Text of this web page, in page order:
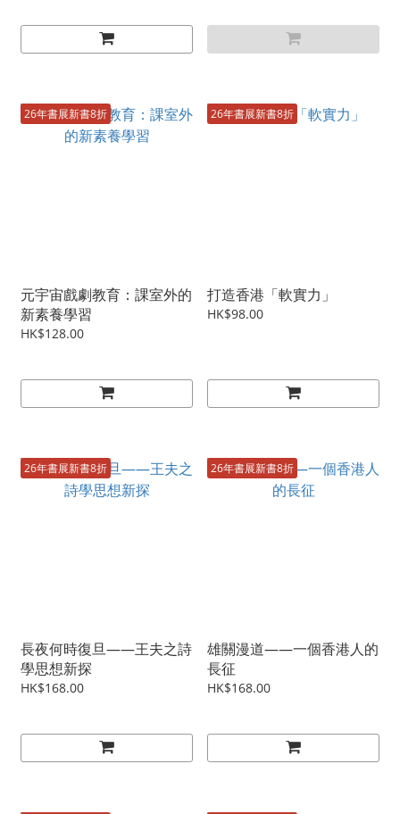
26年書展新書8折
元宇宙戲劇教育：課室外的
新素養學習
HK$128.00
26年書展新書8折
打造香港「軟實力」
HK$98.00
26年書展新書8折
長夜何時復旦——王夫之詩
學思想新探
HK$168.00
26年書展新書8折
雄關漫道——一個香港人的
長征
HK$168.00